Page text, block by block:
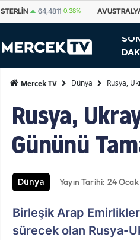
AVUSTRALYA DOLARI 33,7500 0.69%
Mercek TV Dünya Rusya,
Rusya,
Gününü
Dünya Yayın Tarihi: 24
Birleşik Arap
sürecek olan Rusya-